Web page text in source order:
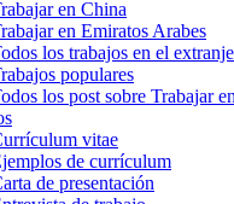
en China
en Emiratos Arabes
los trabajos en el
populares
los post sobre Trabajar
vitae
de currículum
de presentación